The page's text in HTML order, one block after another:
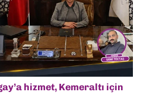
hizmet, Kemeraltı için